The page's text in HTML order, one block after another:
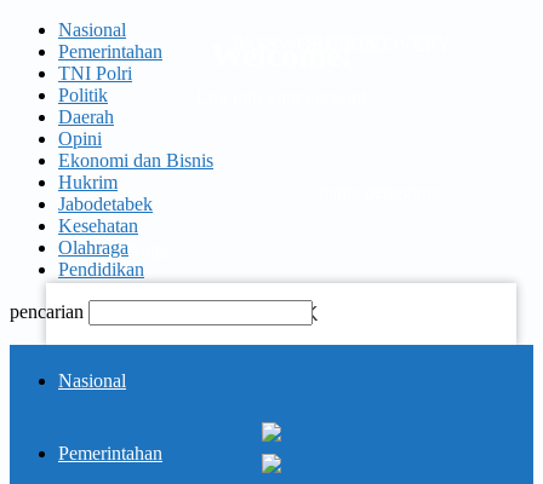
Nasional
Pemerintahan
TNI Polri
Politik
Daerah
Opini
Ekonomi dan Bisnis
Hukrim
Jabodetabek
Kesehatan
Olahraga
Pendidikan
kata sandi Anda
Memulihkan kata sandi anda
pencarian
KORAN
PELITA
Nasional
Pemerintahan